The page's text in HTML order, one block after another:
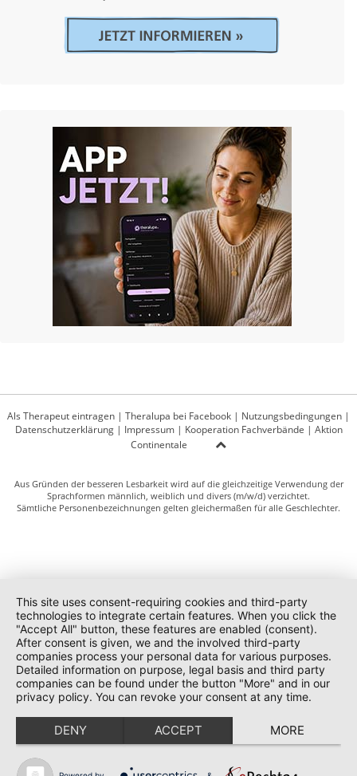
Als Therapeut eintragen | Theralupa bei Facebook | Nutzungsbedingungen |
Datenschutzerklärung| Impressum| Kooperation Fachverbände | Aktion
Continentale
Aus Gründen der besseren Lesbarkeit wird auf die gleichzeitige Verwendung der
Sprachformen männlich, weiblich und divers (m/w/d) verzichtet.
Sämtliche Personenbezeichnungen gelten gleichermaßen für alle Geschlechter.
This site uses consent-requiring cookies and third-party
technologies to integrate certain features. When you click the
"Accept All" button, these features are enabled (consent).
After consent is given, we and the involved third-party
companies process your personal data for various purposes.
Detailed information on purpose, legal basis and third party
companies can be found under the button "More" and in our
privacy policy. You can revoke your consent at any time.
DENY ACCEPT MORE